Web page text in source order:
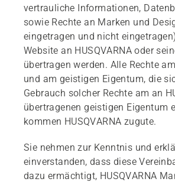
vertrauliche Informationen,
sowie Rechte an Marken und
eingetragen und nicht
Website an HUSQVARNA oder
übertragen werden. Alle Rechte
und am geistigen Eigentum, die
Gebrauch solcher Rechte am an
übertragenen geistigen Eigentum
kommen HUSQVARNA zugute.
Sie nehmen zur Kenntnis und
einverstanden, dass diese
dazu ermächtigt, HUSQVARNA